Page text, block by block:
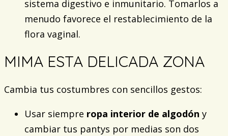
sistema digestivo e inmunitario. Tomarlos a
menudo favorece el restablecimiento de la
flora vaginal.
MIMA ESTA DELICADA ZONA
Cambia tus costumbres con sencillos gestos:
Usar siempre ropa interior de algodón y
cambiar tus pantys por medias son dos